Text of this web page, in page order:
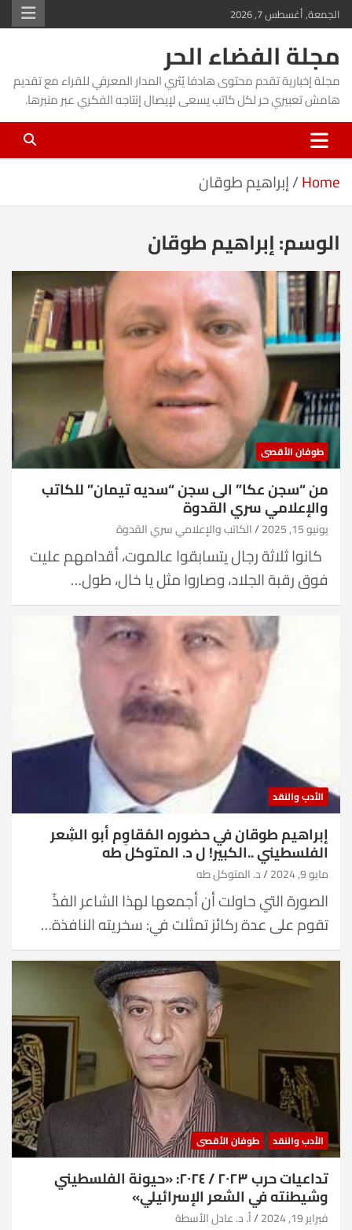
Skip
to
content
الجمعة, أغسطس 7, 2026
مجلة الفضاء الحر
مجلة إخبارية تقدم محتوى هادفا يُثري المدار المعرفي للقراء مع تقديم
هامش تعبيري حر لكل كاتب يسعى لإيصال إنتاجه الفكري عبر منبرها.
Home إبراهيم طوقان
الوسم:إبراهيم طوقان
طوفان الأقصى
من “سجن عكا” الى سجن “سديه تيمان” للكاتب
والإعلامي سري القدوة
يونيو 15, 2025 الكاتب والإعلامي سري القدوة
كانوا ثلاثة رجال يتسابقوا عالموت، أقدامهم عليت
فوق رقبة الجلاد، وصاروا مثل يا خال، طول…
الأدب والنقد
إبراهيم طوقان في حضوره المُقاوِم أبو الشِعر
الفلسطيني ..الكبير! ل د. المتوكل طه
مايو 9, 2024 د. المتوكل طه
الصورة التي حاولت أن أجمعها لهذا الشاعر الفذّ
تقوم على عدة ركائز تمثلت في: سخريته النافذة…
الأدب والنقد طوفان الأقصى
تداعيات حرب ٢٠٢٣ / ٢٠٢٤: «حيونة الفلسطيني
وشيطنته في الشعر الإسرائيلي»
فبراير 19, 2024 أ. د. عادل الأسطة